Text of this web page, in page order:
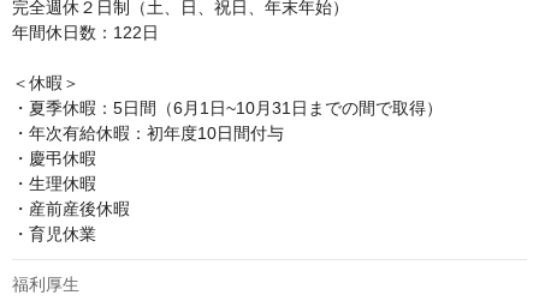
完全週休２日制（土、日、祝日、年末年始）
年間休日数：122日
＜休暇＞
・夏季休暇：5日間（6月1日~10月31日までの間で取得）
・年次有給休暇：初年度10日間付与
・慶弔休暇
・生理休暇
・産前産後休暇
・育児休業
福利厚生